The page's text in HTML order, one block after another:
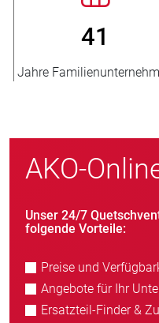
41
Jahre
AKO-
Unser 24/7
folgende Vorteile:
Preise und
Angebote für Ihr
Ersatzteil-Finder &